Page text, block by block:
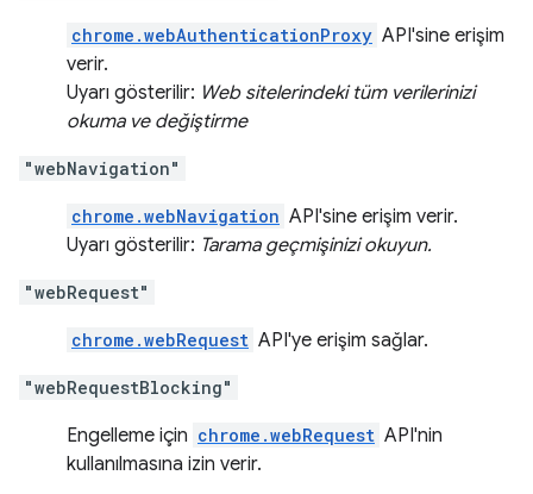
chrome.webAuthenticationProxy API'sine erişim
verir.
Uyarı gösterilir: Web sitelerindeki tüm verilerinizi
okuma ve değiştirme
"webNavigation"
chrome.webNavigation API'sine erişim verir.
Uyarı gösterilir: Tarama geçmişinizi okuyun.
"webRequest"
chrome.webRequest API'ye erişim sağlar.
"webRequestBlocking"
Engelleme için chrome.webRequest API'nin
kullanılmasına izin verir.